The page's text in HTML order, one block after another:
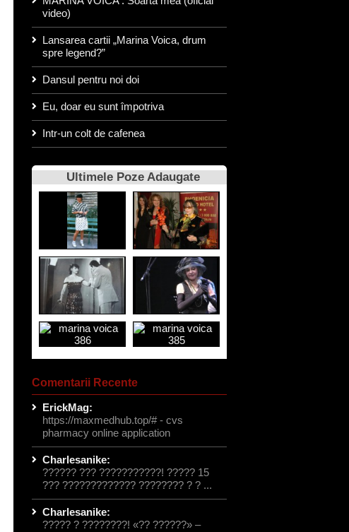
video)
Lansarea cartii „Marina Voica, drum
spre legend?”
Dansul pentru noi doi
Eu, doar eu sunt împotriva
Intr-un colt de cafenea
Ultimele Poze Adaugate
Comentarii Recente
ErickMag:
https://maxmedhub.top/# - cvs
pharmacy online application
Charlesanike:
?????? ??? ???????????! ????? 15
??? ????????????? ???????? ? ? ...
Charlesanike:
????? ? ????????! «?? ??????» –